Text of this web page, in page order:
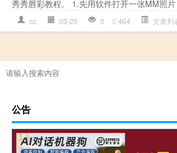
秀秀唇彩教程。 1.先用软件打开一张MM照
cc 03-26 0 464 文章列
公告